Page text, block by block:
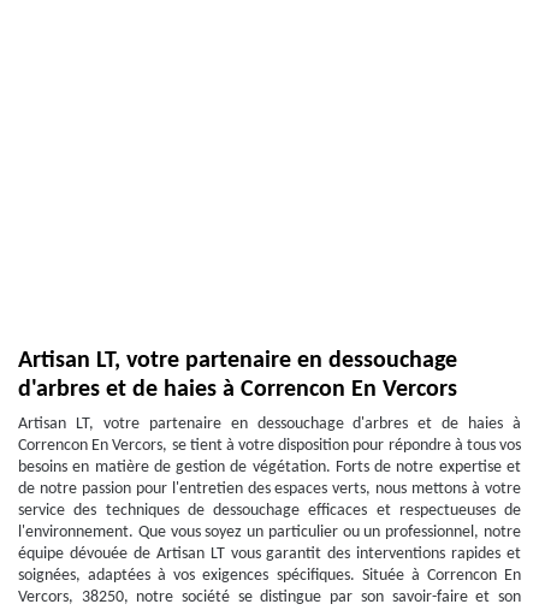
Artisan LT, votre partenaire en dessouchage
d'arbres et de haies à Correncon En Vercors
Artisan LT, votre partenaire en dessouchage d'arbres et de haies à
Correncon En Vercors, se tient à votre disposition pour répondre à tous vos
besoins en matière de gestion de végétation. Forts de notre expertise et
de notre passion pour l'entretien des espaces verts, nous mettons à votre
service des techniques de dessouchage efficaces et respectueuses de
l'environnement. Que vous soyez un particulier ou un professionnel, notre
équipe dévouée de Artisan LT vous garantit des interventions rapides et
soignées, adaptées à vos exigences spécifiques. Située à Correncon En
Vercors, 38250, notre société se distingue par son savoir-faire et son